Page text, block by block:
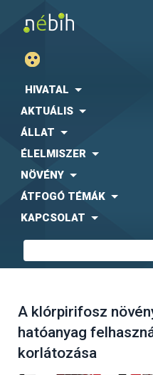
HIVATAL
AKTUÁLIS
ÁLLAT
ÉLELMISZER
NÖVÉNY
ÁTFOGÓ TÉMÁK
KAPCSOLAT
A klórpirifosz
hatóanyag
korlátozása